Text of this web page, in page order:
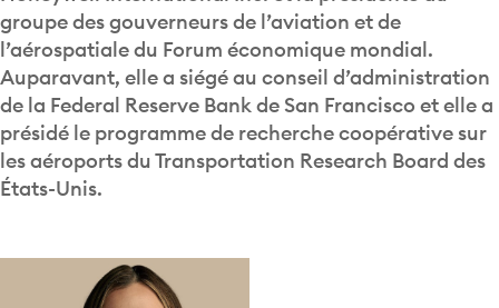
groupe des gouverneurs de l’aviation et de
l’aérospatiale du Forum économique mondial.
Auparavant, elle a siégé au conseil d’administration
de la Federal Reserve Bank de San Francisco et elle a
présidé le programme de recherche coopérative sur
les aéroports du Transportation Research Board des
États-Unis.